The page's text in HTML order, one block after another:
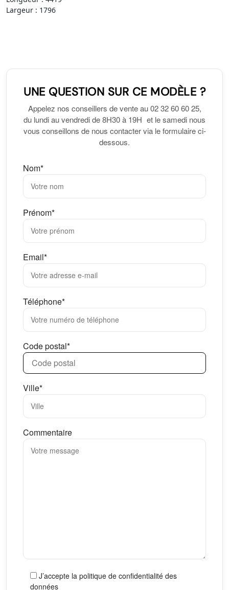
Largeur : 1796
UNE QUESTION SUR CE MODÈLE ?
Appelez nos conseillers de vente au 02 32 60 60 25,
du lundi au vendredi de 8H30 à 19H et le samedi nous
vous conseillons de nous contacter via le formulaire ci-
dessous.
Nom*
Prénom*
Email*
Téléphone*
Code postal*
Ville*
Commentaire
J’accepte la politique de confidentialité des
données